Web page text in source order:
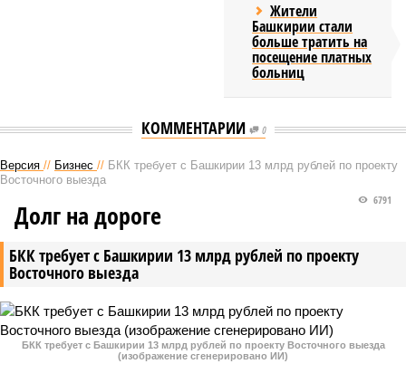
Жители
Башкирии стали
больше тратить на
посещение платных
больниц
КОММЕНТАРИИ 0
Версия // Бизнес // БКК требует с Башкирии 13 млрд рублей по проекту
Восточного выезда
БКК требует с Башкирии 13 млрд рублей по проекту
Восточного выезда
6791
Долг на дороге
БКК требует с Башкирии 13 млрд рублей по проекту Восточного выезда
(изображение сгенерировано ИИ)